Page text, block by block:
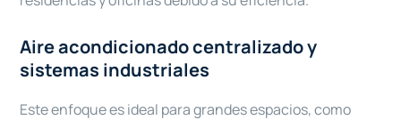
Aire acondicionado centralizado y
sistemas industriales
Este enfoque es ideal para grandes espacios, como